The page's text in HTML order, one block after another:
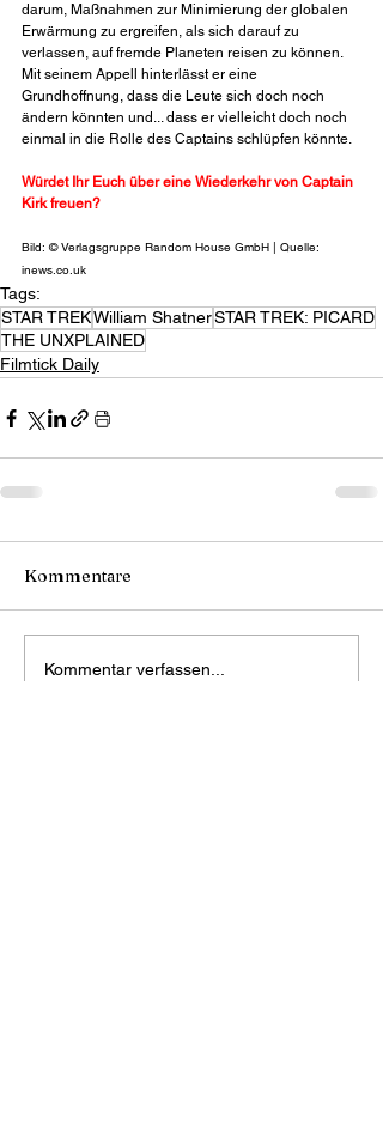
darum, Maßnahmen zur Minimierung der globalen
Erwärmung zu ergreifen, als sich darauf zu
verlassen, auf fremde Planeten reisen zu können.
Mit seinem Appell hinterlässt er eine
Grundhoffnung, dass die Leute sich doch noch
ändern könnten und... dass er vielleicht doch noch
einmal in die Rolle des Captains schlüpfen könnte.
Würdet Ihr Euch über eine Wiederkehr von Captain
Kirk freuen?
Bild: © Verlagsgruppe Random House GmbH | Quelle:
inews.co.uk
Tags:
STAR TREKWilliam ShatnerSTAR TREK: PICARD
THE UNXPLAINED
Filmtick Daily
Kommentare
Kommentar verfassen...